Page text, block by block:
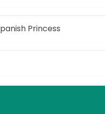
Princess